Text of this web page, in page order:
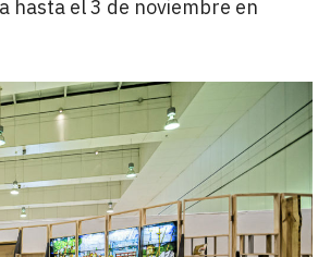
hasta el 3 de noviembre en